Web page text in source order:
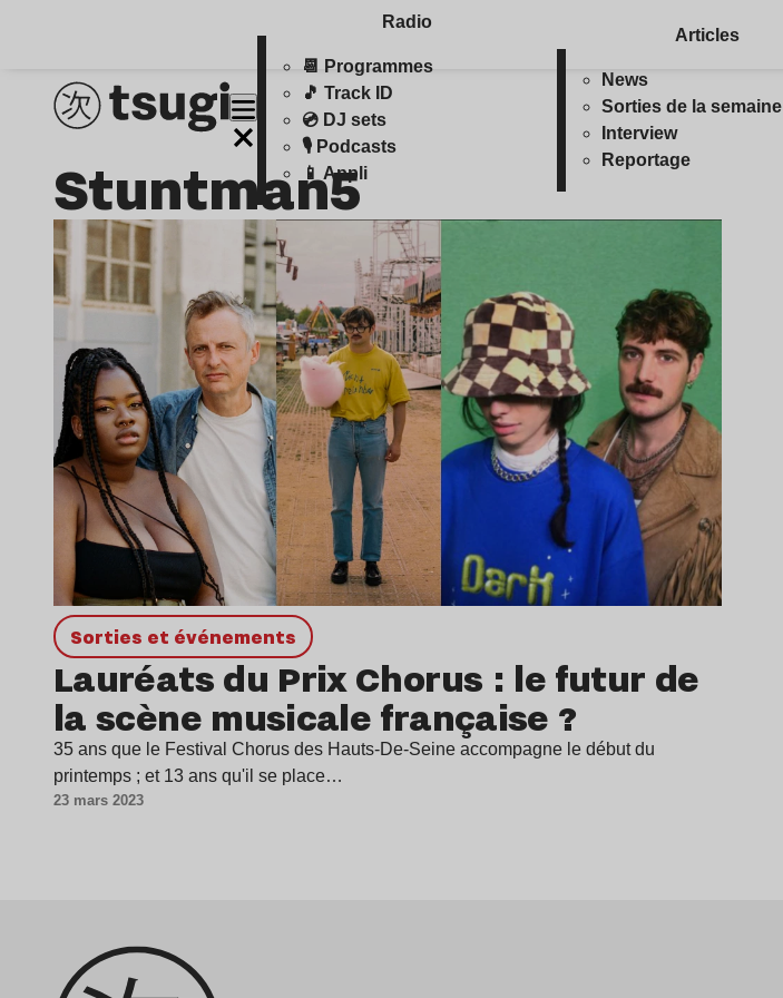
Radio
📆 Programmes
🎵 Track ID
💿 DJ sets
🎙️ Podcasts
📱 Appli
Articles
News
Sorties de la semaine
Interview
Reportage
Stuntman5
Sorties et événements
Lauréats du Prix Chorus : le futur de
la scène musicale française ?
35 ans que le Festival Chorus des Hauts-De-Seine accompagne le début du
printemps ; et 13 ans qu'il se place…
23 mars 2023